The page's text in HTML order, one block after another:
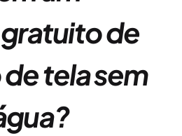
de
tela sem